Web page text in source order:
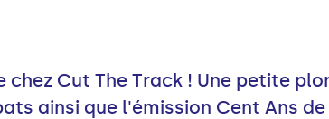
Cut The Track ! Une petite
ainsi que l'émission Cent Ans